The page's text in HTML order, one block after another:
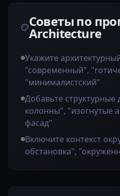
Советы по
Architecture
Укажите
"современный",
"минималистский"
Добавьте структурные
колонны", "изогнутые
фасад"
Включите контекст
обстановка",